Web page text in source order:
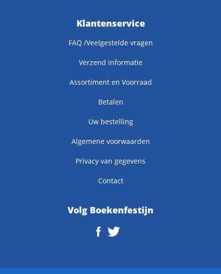
Klantenservice
FAQ /Veelgestelde vragen
Verzend informatie
Assortiment en Voorraad
Betalen
Uw bestelling
Algemene voorwaarden
Privacy van gegevens
Contact
Volg Boekenfestijn